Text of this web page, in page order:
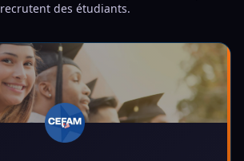
recrutent des étudiants.